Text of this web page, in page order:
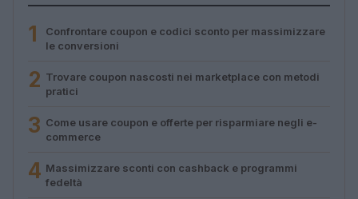
1
Confrontare coupon e codici sconto per massimizzare
le conversioni
2 Trovare coupon nascosti nei marketplace con metodi
pratici
3 Come usare coupon e offerte per risparmiare negli e-
commerce
4 Massimizzare sconti con cashback e programmi
fedeltà